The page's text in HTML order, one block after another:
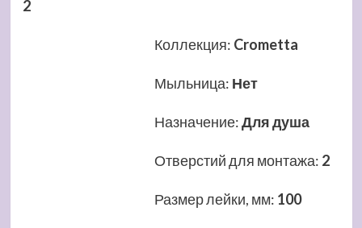
2
Коллекция: Crometta
Мыльница: Нет
Назначение:Для душа
Отверстий для монтажа: 2
Размер лейки, мм: 100